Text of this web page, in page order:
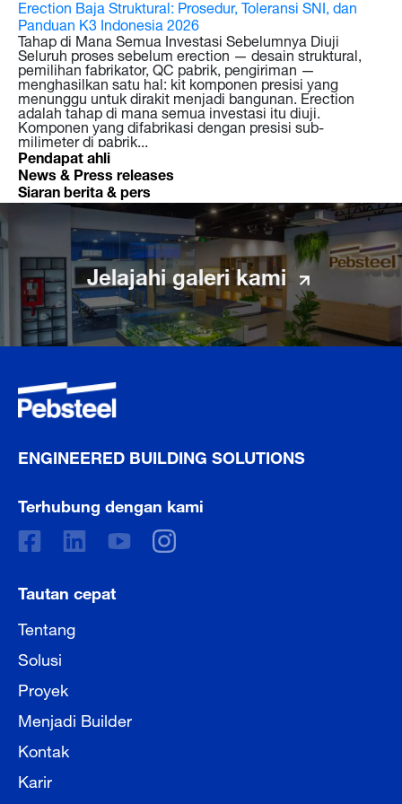
Erection Baja Struktural: Prosedur, Toleransi SNI, dan
Panduan K3 Indonesia 2026
Tahap di Mana Semua Investasi Sebelumnya Diuji
Seluruh proses sebelum erection — desain struktural,
pemilihan fabrikator, QC pabrik, pengiriman —
menghasilkan satu hal: kit komponen presisi yang
menunggu untuk dirakit menjadi bangunan. Erection
adalah tahap di mana semua investasi itu diuji.
Komponen yang difabrikasi dengan presisi sub-
milimeter di pabrik...
Pendapat ahli
News & Press releases
Siaran berita & pers
Jelajahi galeri kami
ENGINEERED BUILDING SOLUTIONS
Terhubung dengan kami
Tautan cepat
Tentang
Solusi
Proyek
Menjadi Builder
Kontak
Karir